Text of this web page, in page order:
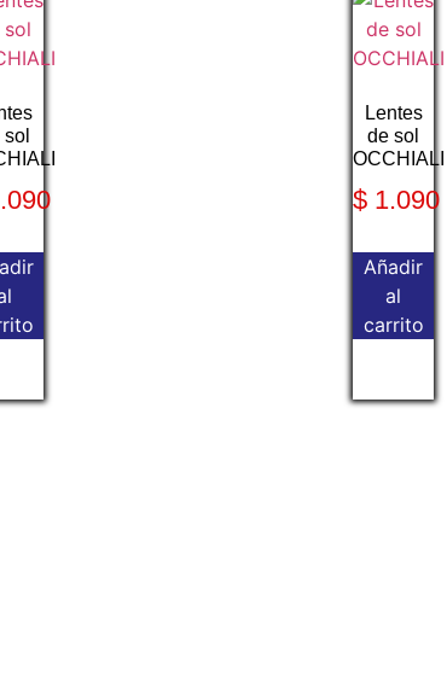
Lentes
de sol
OCCHIALI
$ 1.090
Añadir
al
carrito